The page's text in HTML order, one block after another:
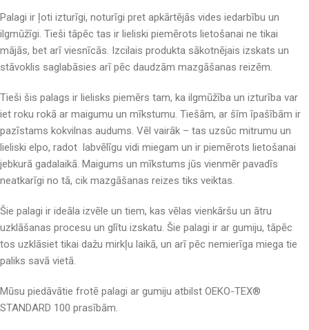
Palagi ir ļoti izturīgi, noturīgi pret apkārtējās vides iedarbību un
ilgmūžīgi. Tieši tāpēc tas ir lieliski piemērots lietošanai ne tikai
mājās, bet arī viesnīcās. Izcilais produkta sākotnējais izskats un
stāvoklis saglabāsies arī pēc daudzām mazgāšanas reizēm.
Tieši šis palags ir lielisks piemērs tam, ka ilgmūžība un izturība var
iet roku rokā ar maigumu un mīkstumu. Tiešām, ar šīm īpašībām ir
pazīstams kokvilnas audums. Vēl vairāk – tas uzsūc mitrumu un
lieliski elpo, radot labvēlīgu vidi miegam un ir piemērots lietošanai
jebkurā gadalaikā. Maigums un mīkstums jūs vienmēr pavadīs
neatkarīgi no tā, cik mazgāšanas reizes tiks veiktas.
Šie palagi ir ideāla izvēle un tiem, kas vēlas vienkāršu un ātru
uzklāšanas procesu un glītu izskatu. Šie palagi ir ar gumiju, tāpēc
tos uzklāsiet tikai dažu mirkļu laikā, un arī pēc nemierīga miega tie
paliks savā vietā.
Mūsu piedāvātie frotē palagi ar gumiju atbilst OEKO-TEX®
STANDARD 100 prasībām.